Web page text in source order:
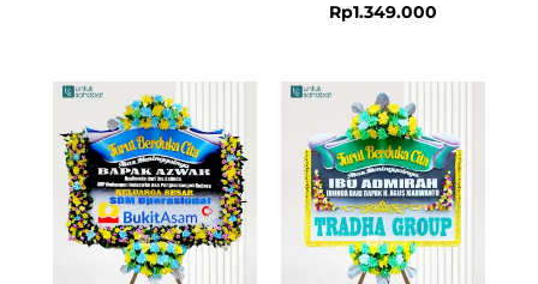
Rp1.349.000
was:
Rp1.899.000.
is:
Rp1.815.000.